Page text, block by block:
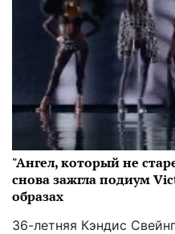
"Ангел, который не
снова зажгла подиум
образах
36-летняя Кэндис